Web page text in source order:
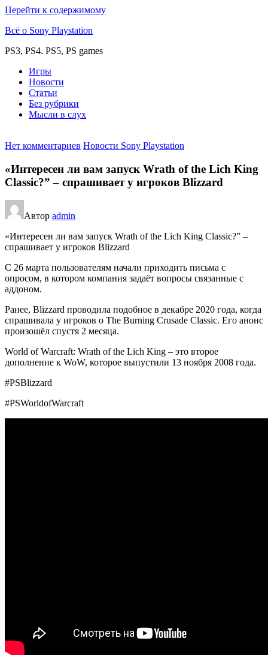
Перейти к содержимому
Всё о Sony Playstation
PS3, PS4. PS5, PS games
Игры
Новости
Статьи
Без рубрики
Мысли в слух
Нет комментариев Новости Sony Playstation
«Интересен ли вам запуск Wrath of the Lich King
Classic?” – спрашивает у игроков Blizzard
Автор admin
«Интересен ли вам запуск Wrath of the Lich King Classic?” –
спрашивает у игроков Blizzard
С 26 марта пользователям начали приходить письма с
опросом, в котором компания задаёт вопросы связанные с
аддоном.
Ранее, Blizzard проводила подобное в декабре 2020 года, когда
спрашивала у игроков о The Burning Crusade Classic. Его анонс
произошёл спустя 2 месяца.
World of Warcraft: Wrath of the Lich King – это второе
дополнение к WoW, которое выпустили 13 ноября 2008 года.
#PSBlizzard
#PSWorldofWarcraft